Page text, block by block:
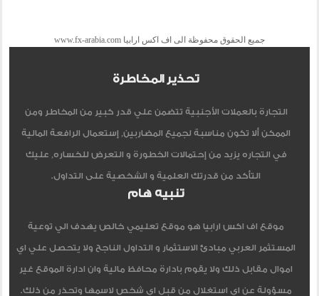
جميع الحقوق محفوظة الى اف اكس ارابيا www.fx-arabia.com
تحذير المخاطرة
التجارة بالعملات الأجنبية تتضمن علي قدر كبير من المخاطر ومن
الممكن ألا تكون مناسبة لجميع المضاربين, إستعمال الرافعة المالية
في التجاره يزيد من إحتمالات الخطورة و التعرض للخساره, عليك
التأكد من قدرتك العلمية و الشخصية على التداول.
تنبيه هام
موقع اف اكس ارابيا هو موقع تعليمي خالص يهدف الي توعية
المستثمر العربي مبادئ الاستثمار و التداول الناجح ولا يتحصل علي اي
اموال مقابل ذلك ولا يقوم بادارة محافظ مالية وان ادارة الموقع غير
مسؤولة عن اي استغلال من قبل اي شخص لاسمها وتحذر من ذلك.